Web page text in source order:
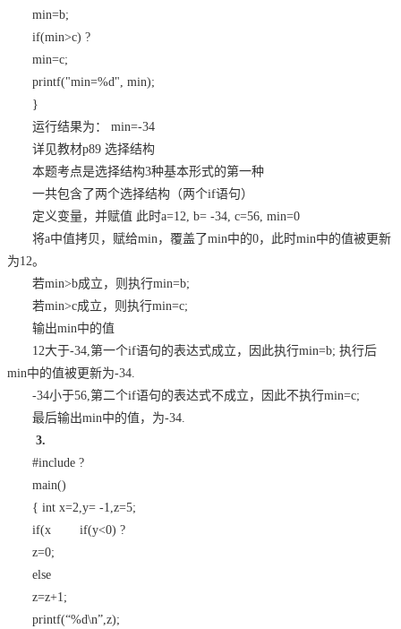
min=b;
if(min>c) ?
min=c;
printf("min=%d", min);
}
运行结果为： min=-34
详见教材p89 选择结构
本题考点是选择结构3种基本形式的第一种
一共包含了两个选择结构（两个if语句）
定义变量，并赋值 此时a=12, b= -34, c=56, min=0
将a中值拷贝，赋给min，覆盖了min中的0，此时min中的值被更新
为12。
若min>b成立，则执行min=b;
若min>c成立，则执行min=c;
输出min中的值
12大于-34,第一个if语句的表达式成立，因此执行min=b; 执行后
min中的值被更新为-34.
-34小于56,第二个if语句的表达式不成立，因此不执行min=c;
最后输出min中的值，为-34.
3.
#include ?
main()
{ int x=2,y= -1,z=5;
if(x
if(y<0) ?
z=0;
else
z=z+1;
printf(“%d\n”,z);